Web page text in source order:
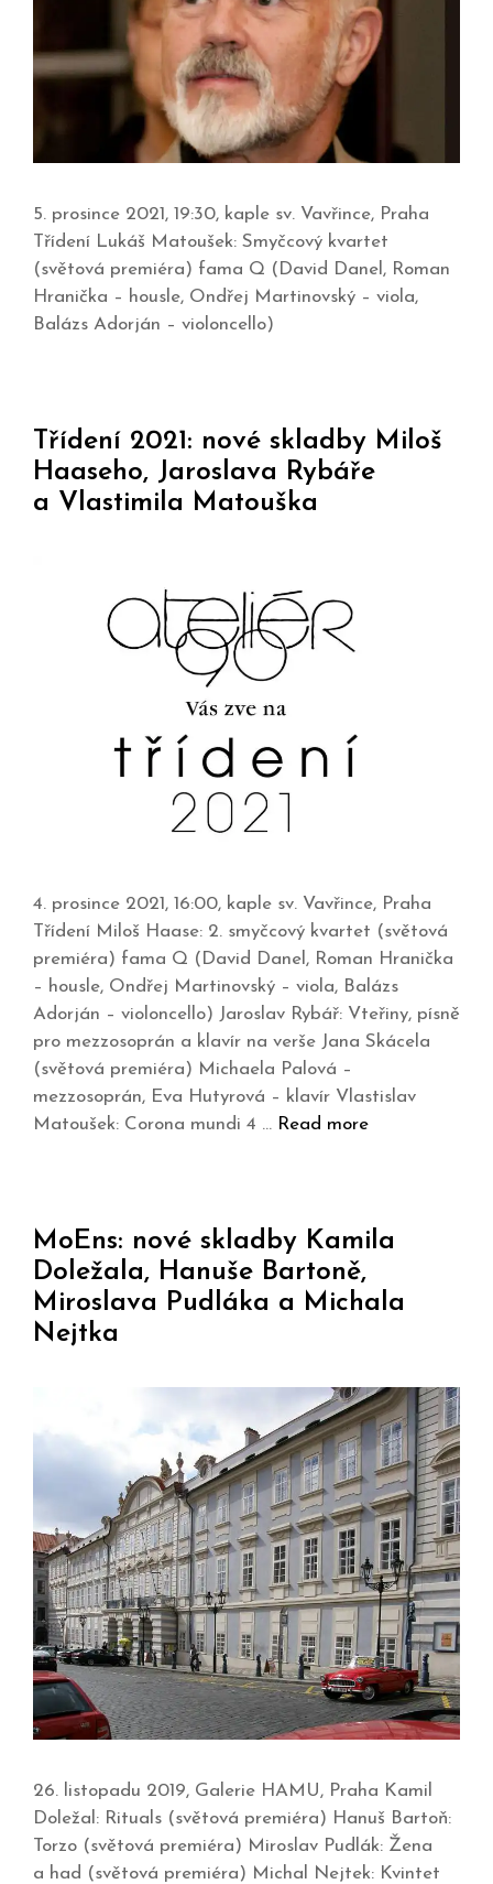
5. prosince 2021, 19:30, kaple sv. Vavřince, Praha
Třídení Lukáš Matoušek: Smyčcový kvartet
(světová premiéra) fama Q (David Danel, Roman
Hranička – housle, Ondřej Martinovský – viola,
Balázs Adorján – violoncello)
Třídení 2021: nové skladby Miloš
Haaseho, Jaroslava Rybáře
a Vlastimila Matouška
4. prosince 2021, 16:00, kaple sv. Vavřince, Praha
Třídení Miloš Haase: 2. smyčcový kvartet (světová
premiéra) fama Q (David Danel, Roman Hranička
– housle, Ondřej Martinovský – viola, Balázs
Adorján – violoncello) Jaroslav Rybář: Vteřiny, písně
pro mezzosoprán a klavír na verše Jana Skácela
(světová premiéra) Michaela Palová –
mezzosoprán, Eva Hutyrová – klavír Vlastislav
Matoušek: Corona mundi 4 … Read more
MoEns: nové skladby Kamila
Doležala, Hanuše Bartoně,
Miroslava Pudláka a Michala
Nejtka
26. listopadu 2019, Galerie HAMU, Praha Kamil
Doležal: Rituals (světová premiéra) Hanuš Bartoň:
Torzo (světová premiéra) Miroslav Pudlák: Žena
a had (světová premiéra) Michal Nejtek: Kvintet